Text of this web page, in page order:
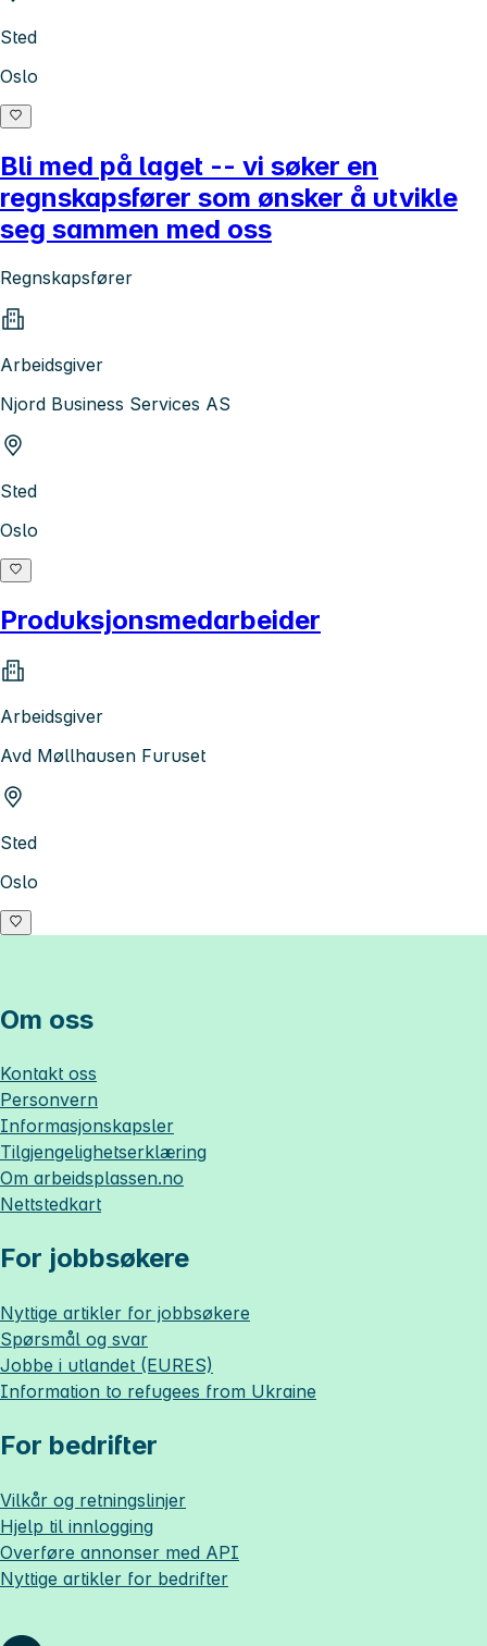
Sted
Oslo
Bli med på laget -- vi søker en
regnskapsfører som ønsker å utvikle
seg sammen med oss
Regnskapsfører
Arbeidsgiver
Njord Business Services AS
Sted
Oslo
Produksjonsmedarbeider
Arbeidsgiver
Avd Møllhausen Furuset
Sted
Oslo
Om oss
Kontakt oss
Personvern
Informasjonskapsler
Tilgjengelighetserklæring
Om arbeidsplassen.no
Nettstedkart
For jobbsøkere
Nyttige artikler for jobbsøkere
Spørsmål og svar
Jobbe i utlandet (EURES)
Information to refugees from Ukraine
For bedrifter
Vilkår og retningslinjer
Hjelp til innlogging
Overføre annonser med API
Nyttige artikler for bedrifter